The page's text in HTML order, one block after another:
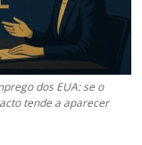
dos EUA: se o
tende a aparecer